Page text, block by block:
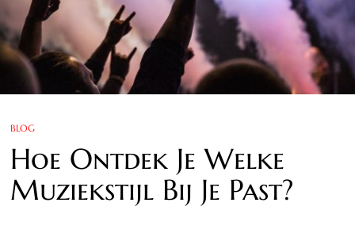
BLOG
Hoe Ontdek Je Welke
Muziekstijl Bij Je Past?